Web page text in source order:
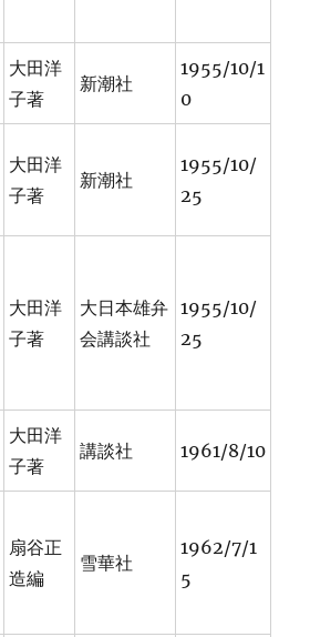
大田洋
子著
新潮社
1955/10/1
0
大田洋
子著
新潮社
1955/10/
25
大田洋
子著
大日本雄弁
会講談社
1955/10/
25
大田洋
子著
講談社 1961/8/10
扇谷正
造編
雪華社
1962/7/1
5